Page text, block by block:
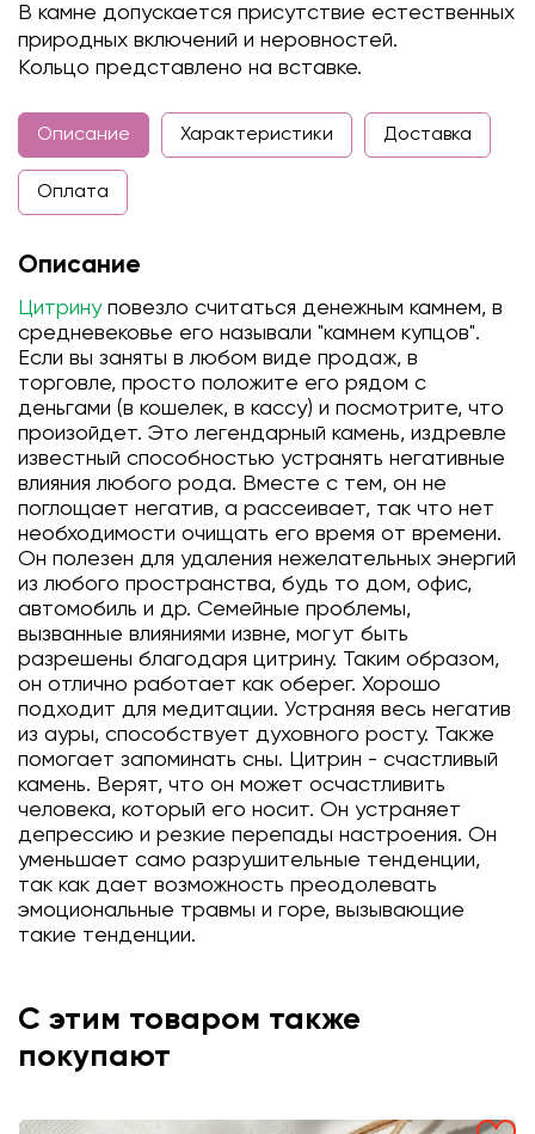
В камне допускается присутствие естественных
природных включений и неровностей.
Кольцо представлено на вставке.
Описание Характеристики Доставка
Оплата
Описание
Цитрину повезло считаться денежным камнем, в
средневековье его называли "камнем купцов".
Если вы заняты в любом виде продаж, в
торговле, просто положите его рядом с
деньгами (в кошелек, в кассу) и посмотрите, что
произойдет. Это легендарный камень, издревле
известный способностью устранять негативные
влияния любого рода. Вместе с тем, он не
поглощает негатив, а рассеивает, так что нет
необходимости очищать его время от времени.
Он полезен для удаления нежелательных энергий
из любого пространства, будь то дом, офис,
автомобиль и др. Семейные проблемы,
вызванные влияниями извне, могут быть
разрешены благодаря цитрину. Таким образом,
он отлично работает как оберег. Хорошо
подходит для медитации. Устраняя весь негатив
из ауры, способствует духовного росту. Также
помогает запоминать сны. Цитрин - счастливый
камень. Верят, что он может осчастливить
человека, который его носит. Он устраняет
депрессию и резкие перепады настроения. Он
уменьшает само разрушительные тенденции,
так как дает возможность преодолевать
эмоциональные травмы и горе, вызывающие
такие тенденции.
С этим товаром также
покупают